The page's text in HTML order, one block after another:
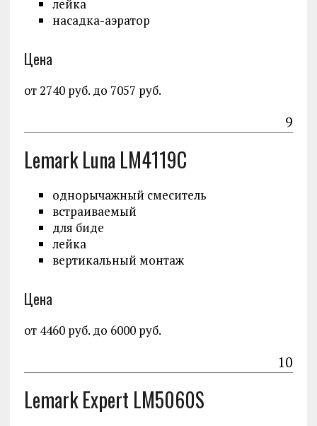
лейка
насадка-аэратор
Цена
от 2740 руб. до 7057 руб.
9
Lemark Luna LM4119C
однорычажный смеситель
встраиваемый
для биде
лейка
вертикальный монтаж
Цена
от 4460 руб. до 6000 руб.
10
Lemark Expert LM5060S